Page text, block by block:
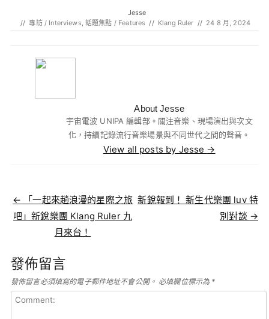
Jesse
// 專訪 / Interviews ,話題焦點 / Features // Klang Ruler // 24 8 月, 2024
About Jesse
宇宙電波 UNIPA 編輯部。關注音樂、現場演出與次文
化，持續記錄流行音樂場景與不同世代之間的聲音。
View all posts by Jesse →
Post navigation
← 「一起來趟浪漫的星際之旅
吧」新銳樂團 Klang Ruler 九
月來台！
新銳報到！ 新生代樂團 luv 特
別對談 →
發佈留言
發佈留言必須填寫的電子郵件地址不會公開。 必填欄位標示為 *